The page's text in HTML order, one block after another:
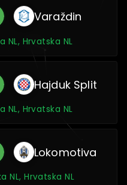
Varaždin
NL, Hrvatska NL
Hajduk Split
NL, Hrvatska NL
Lokomotiva
NL, Hrvatska NL